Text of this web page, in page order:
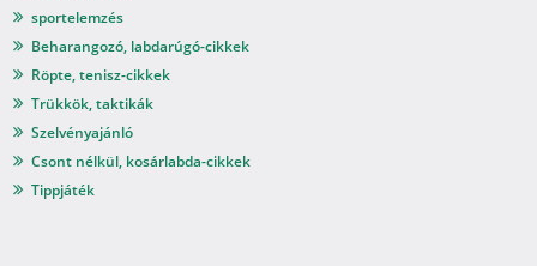
sportelemzés
Beharangozó, labdarúgó-cikkek
Röpte, tenisz-cikkek
Trükkök, taktikák
Szelvényajánló
Csont nélkül, kosárlabda-cikkek
Tippjáték